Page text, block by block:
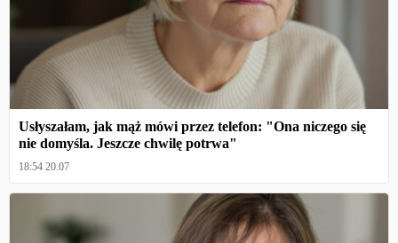
Usłyszałam, jak mąż mówi przez telefon: "Ona niczego się
nie domyśla. Jeszcze chwilę potrwa"
18:54 20.07